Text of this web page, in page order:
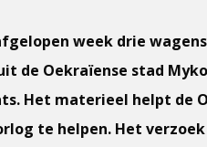
week drie
de Oekraïense stad
Het materieel helpt de
te helpen. Het